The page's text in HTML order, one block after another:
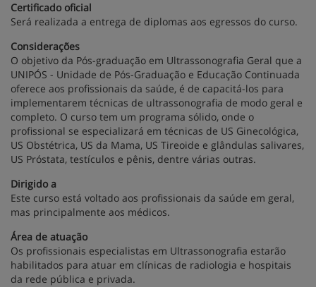
Certificado oficial
Será realizada a entrega de diplomas aos egressos do curso.
Considerações
O objetivo da Pós-graduação em Ultrassonografia Geral que a
UNIPÓS - Unidade de Pós-Graduação e Educação Continuada
oferece aos profissionais da saúde, é de capacitá-los para
implementarem técnicas de ultrassonografia de modo geral e
completo. O curso tem um programa sólido, onde o
profissional se especializará em técnicas de US Ginecológica,
US Obstétrica, US da Mama, US Tireoide e glândulas salivares,
US Próstata, testículos e pênis, dentre várias outras.
Dirigido a
Este curso está voltado aos profissionais da saúde em geral,
mas principalmente aos médicos.
Área de atuação
Os profissionais especialistas em Ultrassonografia estarão
habilitados para atuar em clínicas de radiologia e hospitais
da rede pública e privada.